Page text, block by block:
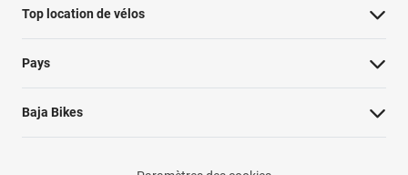
Visite à vélo à Paris : les points forts
Visite à vélo de Rotterdam
Hollywood Bike Tour : les points forts
Visite à vélo de Berlin le long du mur
Tour des points forts de Londres
Top location de vélos
Pays
Baja Bikes